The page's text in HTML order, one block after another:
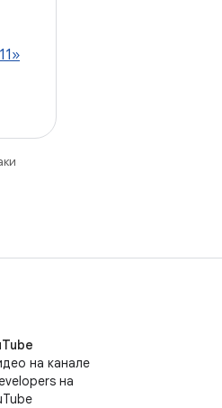
на канале
на